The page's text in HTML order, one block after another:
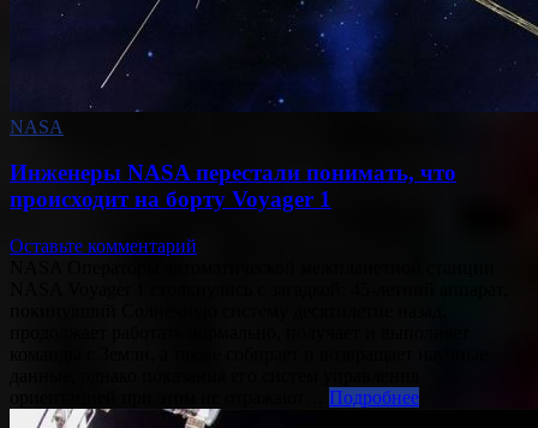
NASA
Инженеры NASA перестали понимать, что
происходит на борту Voyager 1
Оставьте комментарий
Подробнее